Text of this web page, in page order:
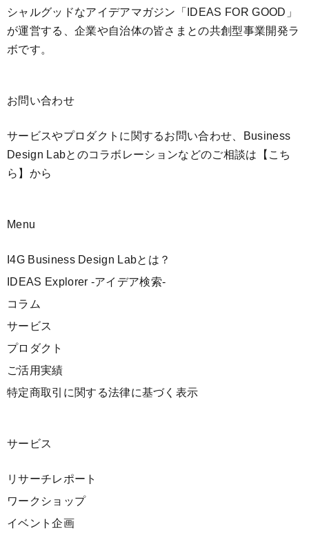
シャルグッドなアイデアマガジン「IDEAS FOR GOOD」
が運営する、企業や自治体の皆さまとの共創型事業開発ラ
ボです。
お問い合わせ
サービスやプロダクトに関するお問い合わせ、Business
Design Labとのコラボレーションなどのご相談は 【こち
ら】 から
Menu
I4G Business Design Labとは？
IDEAS Explorer -アイデア検索-
コラム
サービス
プロダクト
ご活用実績
特定商取引に関する法律に基づく表示
サービス
リサーチレポート
ワークショップ
イベント企画